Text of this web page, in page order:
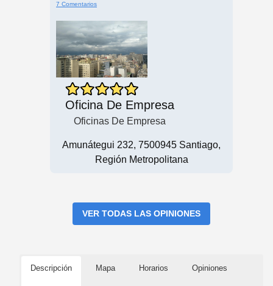
7 Comentarios
Oficina De Empresa
Oficinas De Empresa
Amunátegui 232, 7500945 Santiago,
Región Metropolitana
VER TODAS LAS OPINIONES
Descripción Mapa Horarios Opiniones